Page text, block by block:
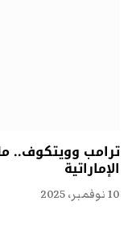
ترامب وويتكوف..
الإماراتية
10 نوفمبر، 2025